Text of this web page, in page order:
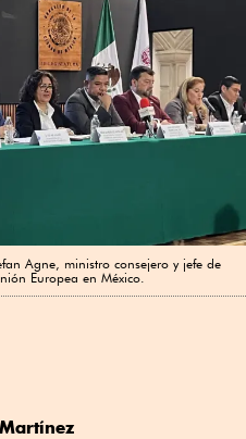
Agne, ministro consejero y jefe de
Europea en México.